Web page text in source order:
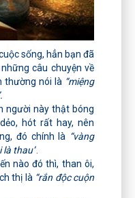
sống, hẳn bạn đã
câu chuyện về
thường nói là “miệng
người này thật bóng
hót rất hay, nên
đó chính là “vàng
thau”
nào đó thì, than ôi,
thị là “rắn độc cuộn